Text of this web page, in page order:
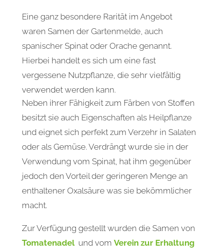
Eine ganz besondere Rarität im Angebot
waren Samen der Gartenmelde, auch
spanischer Spinat oder Orache genannt.
Hierbei handelt es sich um eine fast
vergessene Nutzpflanze, die sehr vielfältig
verwendet werden kann.
Neben ihrer Fähigkeit zum Färben von Stoffen
besitzt sie auch Eigenschaften als Heilpflanze
und eignet sich perfekt zum Verzehr in Salaten
oder als Gemüse. Verdrängt wurde sie in der
Verwendung vom Spinat, hat ihm gegenüber
jedoch den Vorteil der geringeren Menge an
enthaltener Oxalsäure was sie bekömmlicher
macht.
Zur Verfügung gestellt wurden die Samen von
Tomatenadel und vom Verein zur Erhaltung